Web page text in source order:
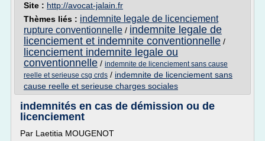
Site : http://avocat-jalain.fr
Thèmes liés : indemnite legale de licenciement
rupture conventionnelle / indemnite legale de
licenciement et indemnite conventionnelle /
licenciement indemnite legale ou
conventionnelle / indemnite de licenciement sans cause
reelle et serieuse csg crds / indemnite de licenciement sans
cause reelle et serieuse charges sociales
indemnités en cas de démission ou de
licenciement
Par Laetitia MOUGENOT